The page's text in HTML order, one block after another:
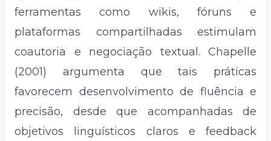
ferramentas como wikis, fóruns e
plataformas compartilhadas estimulam
coautoria e negociação textual. Chapelle
(2001) argumenta que tais práticas
favorecem desenvolvimento de fluência e
precisão, desde que acompanhadas de
objetivos linguísticos claros e feedback